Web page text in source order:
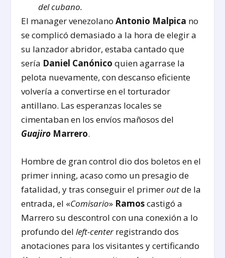
del cubano.
El manager venezolanoAntonio Malpica no
se complicó demasiado a la hora de elegir a
su lanzador abridor, estaba cantado que
sería Daniel Canónico quien agarrase la
pelota nuevamente, con descanso eficiente
volvería a convertirse en el torturador
antillano. Las esperanzas locales se
cimentaban en los envíos mañosos del
Guajiro Marrero.
Hombre de gran control dio dos boletos en el
primer inning, acaso como un presagio de
fatalidad, y tras conseguir el primeroutde la
entrada, el «Comisario» Ramoscastigó a
Marrero su descontrol con una conexión a lo
profundo delleft-centerregistrando dos
anotaciones para los visitantes y certificando